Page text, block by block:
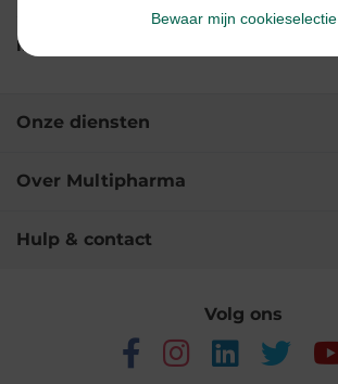
Ingrediënten
Onze diensten
Over Multipharma
Hulp & contact
Volg ons
Bewaar mijn cookieselectie